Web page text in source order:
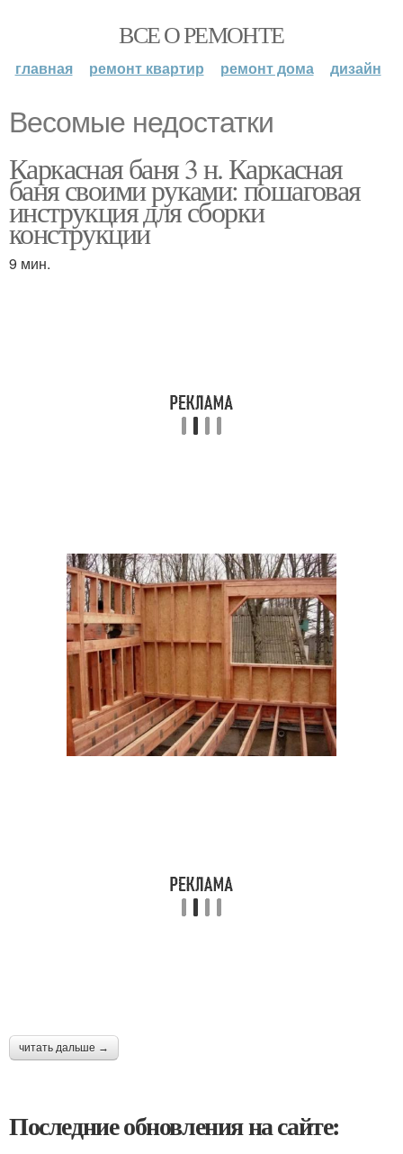
ВСЕ О РЕМОНТЕ
главная ремонт квартир ремонт дома дизайн
Весомые недостатки
Каркасная баня 3 н. Каркасная
баня своими руками: пошаговая
инструкция для сборки
конструкции
9 мин.
читать дальше →
Последние обновления на сайте: